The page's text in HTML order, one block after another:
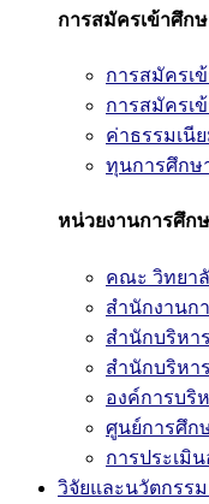
การสมัครเข้าศึก
การสมัคร
การสมัครเ
ค่าธรรมเนี
ทุนการศึกษ
หน่วยงานการศึก
คณะ วิทยา
สำนักงานก
สำนักบริหา
สำนักบริหา
องค์การบริ
ศูนย์การศึก
การประเมิ
วิจัยและนวัตกรรม